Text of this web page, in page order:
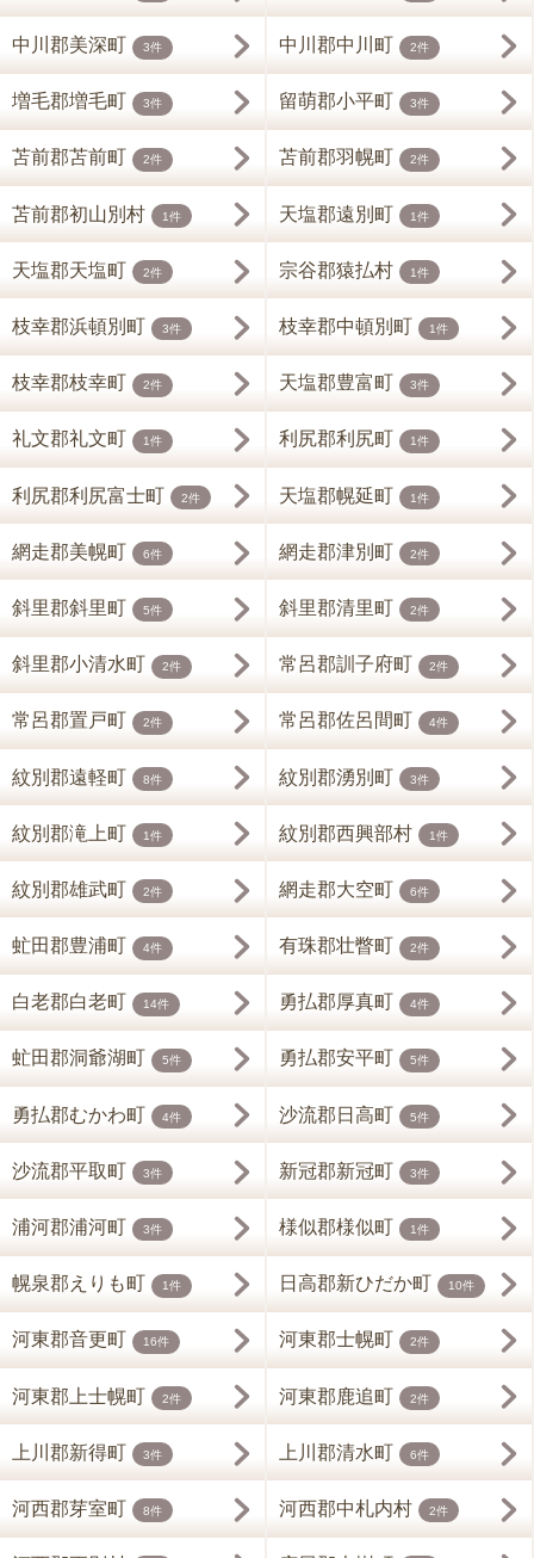
中川郡美深町 3件 中川郡中川町 2件
増毛郡増毛町 3件 留萌郡小平町 3件
苫前郡苫前町 2件 苫前郡羽幌町 2件
苫前郡初山別村 1件 天塩郡遠別町 1件
天塩郡天塩町 2件 宗谷郡猿払村 1件
枝幸郡浜頓別町 3件 枝幸郡中頓別町 1件
枝幸郡枝幸町 2件 天塩郡豊富町 3件
礼文郡礼文町 1件 利尻郡利尻町 1件
利尻郡利尻富士町 2件 天塩郡幌延町 1件
網走郡美幌町 6件 網走郡津別町 2件
斜里郡斜里町 5件 斜里郡清里町 2件
斜里郡小清水町 2件 常呂郡訓子府町 2件
常呂郡置戸町 2件 常呂郡佐呂間町 4件
紋別郡遠軽町 8件 紋別郡湧別町 3件
紋別郡滝上町 1件 紋別郡西興部村 1件
紋別郡雄武町 2件 網走郡大空町 6件
虻田郡豊浦町 4件 有珠郡壮瞥町 2件
白老郡白老町 14件 勇払郡厚真町 4件
虻田郡洞爺湖町 5件 勇払郡安平町 5件
勇払郡むかわ町 4件 沙流郡日高町 5件
沙流郡平取町 3件 新冠郡新冠町 3件
浦河郡浦河町 3件 様似郡様似町 1件
幌泉郡えりも町 1件 日高郡新ひだか町 10件
河東郡音更町 16件 河東郡士幌町 2件
河東郡上士幌町 2件 河東郡鹿追町 2件
上川郡新得町 3件 上川郡清水町 6件
河西郡芽室町 8件 河西郡中札内村 2件